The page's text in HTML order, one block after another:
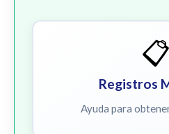
📋
Registros
Ayuda para